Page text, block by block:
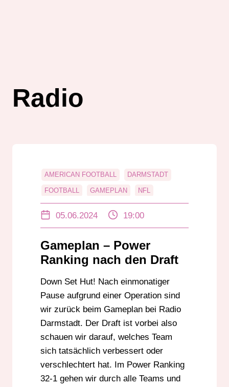
Radio
AMERICAN FOOTBALL DARMSTADT
FOOTBALL GAMEPLAN NFL
RADIO
05.06.2024 19:00
Gameplan – Power
Ranking nach den Draft
Down Set Hut! Nach einmonatiger
Pause aufgrund einer Operation sind
wir zurück beim Gameplan bei Radio
Darmstadt. Der Draft ist vorbei also
schauen wir darauf, welches Team
sich tatsächlich verbessert oder
verschlechtert hat. Im Power Ranking
32-1 gehen wir durch alle Teams und